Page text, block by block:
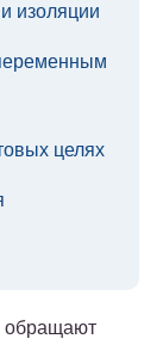
изоляции
целях
обращают